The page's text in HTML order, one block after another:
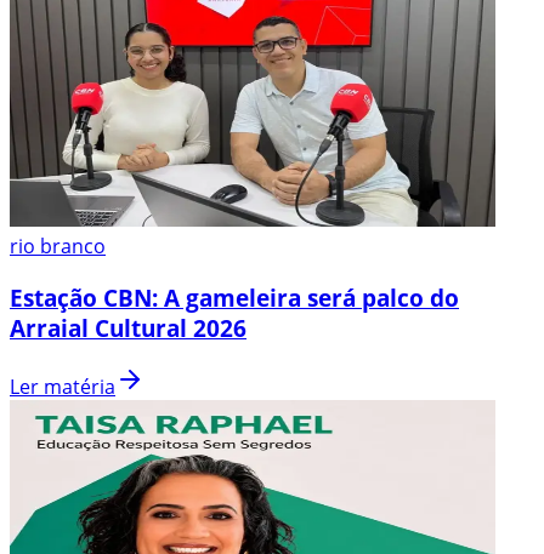
rio branco
Estação CBN: A gameleira será palco do
Arraial Cultural 2026
Ler matéria